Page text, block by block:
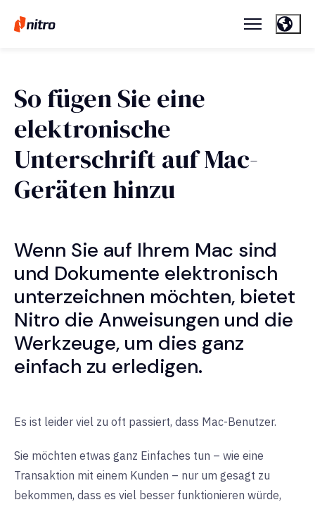
So fügen Sie eine
elektronische
Unterschrift auf Mac-
Geräten hinzu
Wenn Sie auf Ihrem Mac sind
und Dokumente elektronisch
unterzeichnen möchten, bietet
Nitro die Anweisungen und die
Werkzeuge, um dies ganz
einfach zu erledigen.
Es ist leider viel zu oft passiert, dass Mac-Benutzer.
Sie möchten etwas ganz Einfaches tun – wie eine
Transaktion mit einem Kunden – nur um gesagt zu
bekommen, dass es viel besser funktionieren würde,